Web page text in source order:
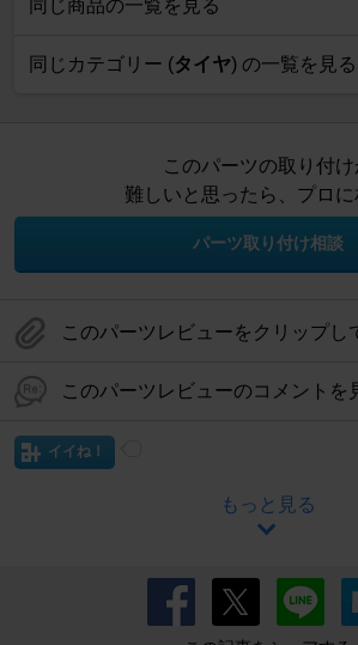
同じ商品の一覧を見る
同じカテゴリー (タイヤ) の一覧を見る
このパーツの取り付け
難しいと思ったら、プロに
パーツ取り付け相談
このパーツレビューをクリップし
このパーツレビューのコメントを
イイね！
もっと見る